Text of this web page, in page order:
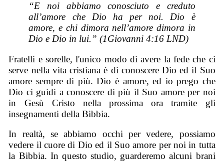
“E noi abbiamo conosciuto e creduto
all’amore che Dio ha per noi. Dio è
amore, e chi dimora nell’amore dimora in
Dio e Dio in lui.” (1Giovanni 4:16 LND)
Fratelli e sorelle, l'unico modo di avere la fede che ci
serve nella vita cristiana è di conoscere Dio ed il Suo
amore sempre di più. Dio è amore, ed io prego che
Dio ci guidi a conoscere di più il Suo amore per noi
in Gesù Cristo nella prossima ora tramite gli
insegnamenti della Bibbia.
In realtà, se abbiamo occhi per vedere, possiamo
vedere il cuore di Dio ed il Suo amore per noi in tutta
la Bibbia. In questo studio, guarderemo alcuni brani